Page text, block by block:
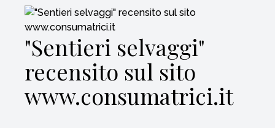
"Sentieri selvaggi"
recensito sul sito
www.consumatrici.it